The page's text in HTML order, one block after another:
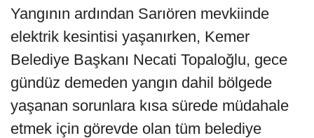
Yangının ardından Sarıören mevkiinde
elektrik kesintisi yaşanırken, Kemer
Belediye Başkanı Necati Topaloğlu, gece
gündüz demeden yangın dahil bölgede
yaşanan sorunlara kısa sürede müdahale
etmek için görevde olan tüm belediye